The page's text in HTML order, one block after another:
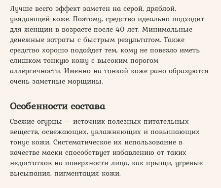
Лучше всего эффект заметен на серой, дряблой,
увядающей коже. Поэтому, средство идеально подходит
для женщин в возрасте после 40 лет. Минимальные
денежные затраты с быстрым результатом. Также
средство хорошо подойдет тем, кому не повезло иметь
слишком тонкую кожу с высоким порогом
аллергичности. Именно на тонкой коже рано образуются
очень заметные морщины.
Особенности состава
Свежие огурцы – источник полезных питательных
веществ, освежающих, увлажняющих и повышающих
тонус кожи. Систематическое их использование в
качестве маски способствует избавлению от таких
недостатков на поверхности лица, как прыщи, угревые
высыпания, пигментация кожи.